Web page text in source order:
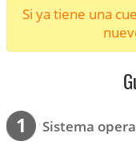
Si ya tiene una
1 Sistema